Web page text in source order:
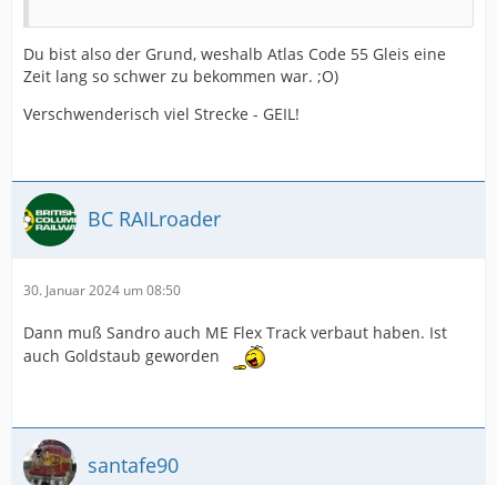
Du bist also der Grund, weshalb Atlas Code 55 Gleis eine
Zeit lang so schwer zu bekommen war. ;O)
Verschwenderisch viel Strecke - GEIL!
BC RAILroader
30. Januar 2024 um 08:50
Dann muß Sandro auch ME Flex Track verbaut haben. Ist
auch Goldstaub geworden
santafe90